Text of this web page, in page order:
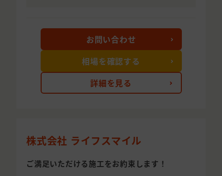
詳細を見る
お問い合わせ
相場を確認する
株式会社 ライフスマイル
ご満足いただける施工をお約束します！